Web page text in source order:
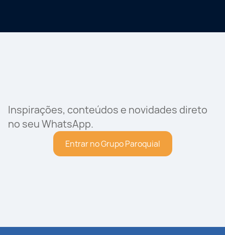
Inspirações, conteúdos e novidades direto
no seu WhatsApp.
Entrar no Grupo Paroquial